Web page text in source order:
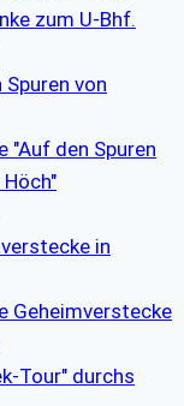
zum U-Bhf.
von
"Auf den Spuren
in
Geheimverstecke
Tour" durchs